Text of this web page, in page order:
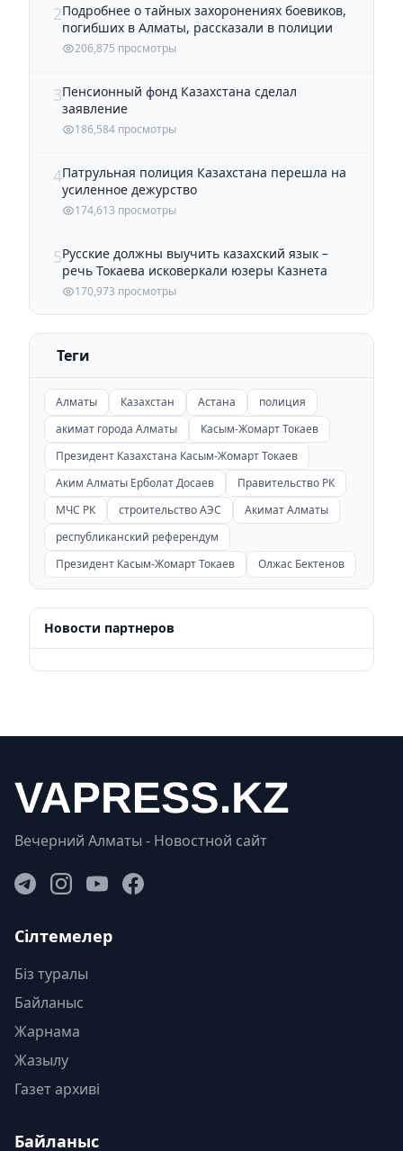
2Подробнее о тайных захоронениях боевиков,
погибших в Алматы, рассказали в полиции
206,875 просмотры
3Пенсионный фонд Казахстана сделал
заявление
186,584 просмотры
4Патрульная полиция Казахстана перешла на
усиленное дежурство
174,613 просмотры
5Русские должны выучить казахский язык –
речь Токаева исковеркали юзеры Казнета
170,973 просмотры
Теги
Алматы Казахстан Астана
полиция
акимат города Алматы
Касым-Жомарт Токаев
Президент Казахстана Касым-Жомарт Токаев
Аким Алматы Ерболат Досаев
Правительство РК
МЧС РК
строительство АЭС
Акимат Алматы
республиканский референдум
Президент Касым-Жомарт Токаев
Олжас Бектенов
Новости партнеров
Вечерний Алматы - Новостной сайт
Сілтемелер
Біз туралы
Байланыс
Жарнама
Жазылу
Газет архиві
Байланыс